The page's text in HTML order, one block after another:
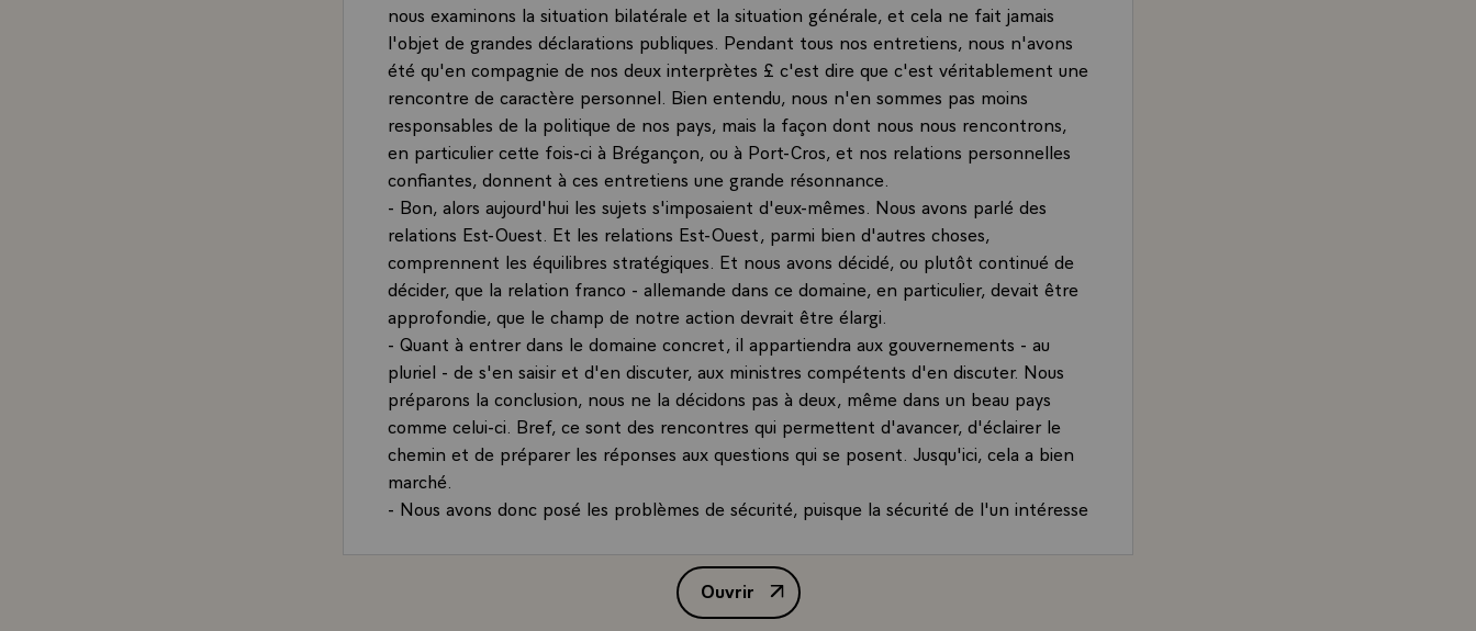
nous examinons la situation bilatérale et la situation générale, et cela ne fait jamais
l'objet de grandes déclarations publiques. Pendant tous nos entretiens, nous n'avons
été qu'en compagnie de nos deux interprètes £ c'est dire que c'est véritablement une
rencontre de caractère personnel. Bien entendu, nous n'en sommes pas moins
responsables de la politique de nos pays, mais la façon dont nous nous rencontrons,
en particulier cette fois-ci à Brégançon, ou à Port-Cros, et nos relations personnelles
confiantes, donnent à ces entretiens une grande résonnance.
- Bon, alors aujourd'hui les sujets s'imposaient d'eux-mêmes. Nous avons parlé des
relations Est-Ouest. Et les relations Est-Ouest, parmi bien d'autres choses,
comprennent les équilibres stratégiques. Et nous avons décidé, ou plutôt continué de
décider, que la relation franco - allemande dans ce domaine, en particulier, devait être
approfondie, que le champ de notre action devrait être élargi.
- Quant à entrer dans le domaine concret, il appartiendra aux gouvernements - au
pluriel - de s'en saisir et d'en discuter, aux ministres compétents d'en discuter. Nous
préparons la conclusion, nous ne la décidons pas à deux, même dans un beau pays
comme celui-ci. Bref, ce sont des rencontres qui permettent d'avancer, d'éclairer le
chemin et de préparer les réponses aux questions qui se posent. Jusqu'ici, cela a bien
marché.
- Nous avons donc posé les problèmes de sécurité, puisque la sécurité de l'un intéresse
Nous allons mettre en place sur le -plan technique un moyen infiniment plus
commode de disposer du téléphone direct et protégé qui tiendra compte de tous les
progrès technologiques considérables en ce domaine.\
Ouvrir
Déclaration de M. François Mitterrand, Président de la République, à l'occasion de la